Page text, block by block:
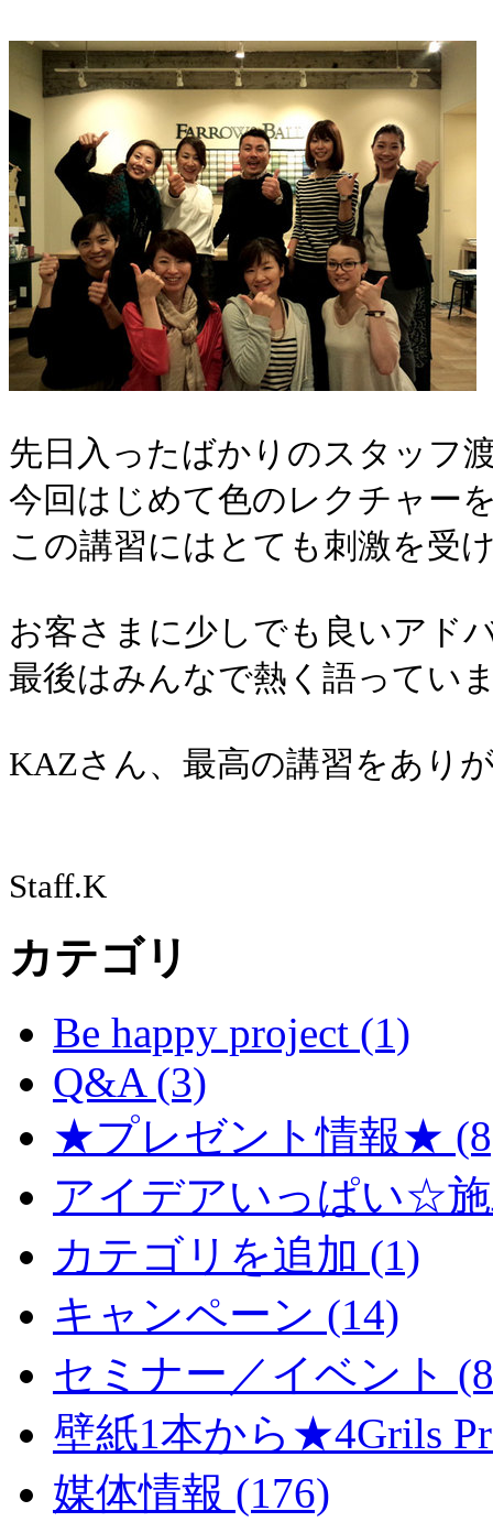
先日入ったばかりのスタッフ
今回はじめて色のレクチャー
この講習にはとても刺激を受
お客さまに少しでも良いアド
最後はみんなで熱く語ってい
KAZさん、最高の講習をあり
Staff.K
カテゴリ
Be happy project (1)
Q&A (3)
★プレゼント情報★
アイデアいっぱい☆
カテゴリを追加 (1)
キャンペーン (14)
セミナー／イベント
壁紙1本から★4Grils
媒体情報 (176)